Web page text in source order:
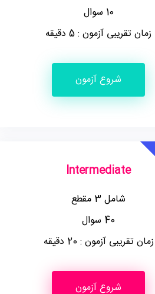
10 سوال
زمان تقریبی آزمون : 5 دقیقه
شروع آزمون
Intermediate
شامل 3 مقطع
40 سوال
زمان تقریبی آزمون : 20 دقیقه
شروع آزمون